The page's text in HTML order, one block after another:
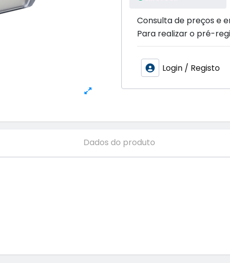
Consulta de preços e
Para realizar o pré-
Login / Registo
Dados do produto